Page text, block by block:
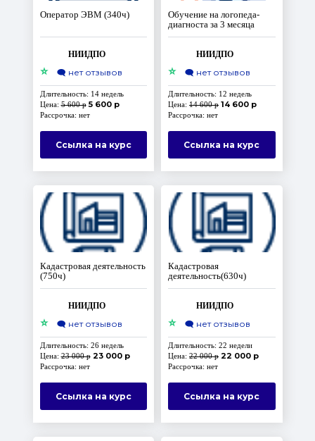
Оператор ЭВМ (340ч)
НИИДПО
⭐ 🗨️ нет отзывов
Длительность: 14 недель
Цена:5 600 р 5 600 р
Рассрочка: нет
Ссылка на курс
Обучение на логопеда-
диагноста за 3 месяца
НИИДПО
⭐ 🗨️ нет отзывов
Длительность: 12 недель
Цена: 14 600 р 14 600 р
Рассрочка: нет
Ссылка на курс
Кадастровая деятельность
(750ч)
НИИДПО
⭐ 🗨️ нет отзывов
Длительность: 26 недель
Цена:23 000 р 23 000 р
Рассрочка: нет
Ссылка на курс
Кадастровая
деятельность(630ч)
НИИДПО
⭐ 🗨️ нет отзывов
Длительность: 22 недели
Цена: 22 000 р 22 000 р
Рассрочка: нет
Ссылка на курс